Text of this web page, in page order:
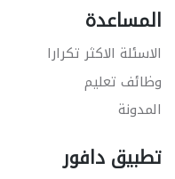
المساعدة
الاسئلة الاكثر تكرارا
وظائف تعليم
المدونة
تطبيق دافور